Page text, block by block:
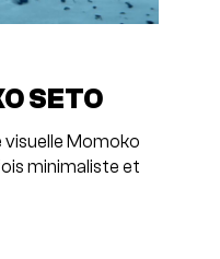
SETO
Momoko
minimaliste et